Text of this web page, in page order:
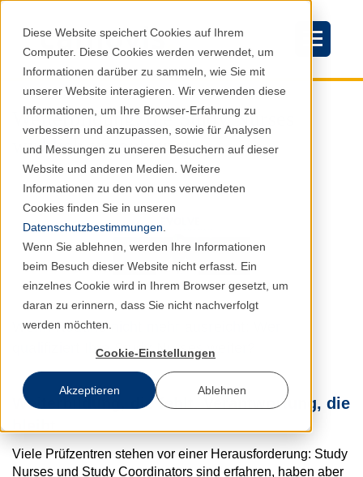
Diese Website speichert Cookies auf Ihrem
Computer. Diese Cookies werden verwendet, um
Informationen darüber zu sammeln, wie Sie mit
unserer Website interagieren. Wir verwenden diese
Informationen, um Ihre Browser-Erfahrung zu
verbessern und anzupassen, sowie für Analysen
und Messungen zu unseren Besuchern auf dieser
Website und anderen Medien. Weitere
Informationen zu den von uns verwendeten
Cookies finden Sie in unseren
Datenschutzbestimmungen
Wenn Sie ablehnen, werden Ihre Informationen
beim Besuch dieser Website nicht erfasst. Ein
einzelnes Cookie wird in Ihrem Browser gesetzt, um
daran zu erinnern, dass Sie nicht nachverfolgt
werden möchten.
Cookie-Einstellungen
Akzeptieren Ablehnen
Weiterbildung, die Study Nurses
wirklich voranbringt
Wenn Routine nicht mehr ausreicht: Wer
qualifiziert Ihre Study Nurses weiter?
Weiterbildung, die fehlt. Verantwortung, die
Viele Prüfzentren stehen vor einer Herausforderung: Study
Nurses und Study Coordinators sind erfahren, haben aber